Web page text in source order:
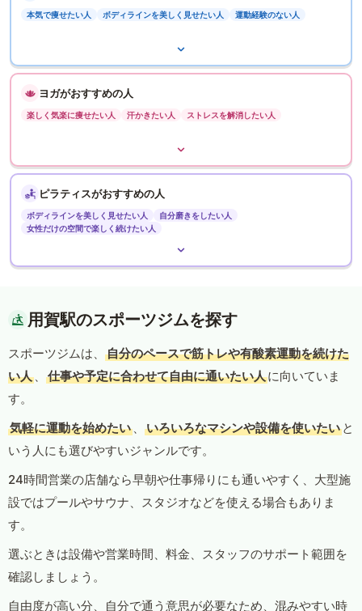
本気で痩せたい人 ボディラインを美しく見せたい人 運動経験のない人
ヨガがおすすめの人
楽しく気楽に痩せたい人 汗かきたい人 ストレスを解消したい人
ピラティスがおすすめの人
ボディラインを美しく見せたい人
自分磨きをしたい人
女性だけの空間で楽しく続けたい人
用賀駅のスポーツジムを探す
スポーツジムは、
自分のペースで筋トレや有酸素運動を続けた
い人 、 仕事や予定に合わせて自由に通いたい人に向いていま
す。
気軽に運動を始めたい 、 いろいろなマシンや設備を使いたい と
いう人にも選びやすいジャンルです。
24時間営業の店舗なら早朝や仕事帰りにも通いやすく、大型施
設ではプールやサウナ、スタジオなどを使える場合もありま
す。
選ぶときは設備や営業時間、料金、スタッフのサポート範囲を
確認しましょう。
自由度が高い分、自分で通う意思が必要なため、混みやすい時